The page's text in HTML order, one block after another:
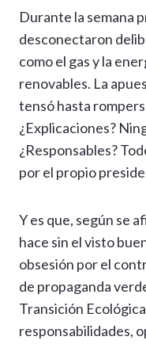
Durante la semana
desconectaron
como el gas y la
renovables. La
tensó hasta
¿Explicaciones?
¿Responsables?
por el propio
Y es que, según se
hace sin el visto
obsesión por el
de propaganda
Transición
responsabilidades,